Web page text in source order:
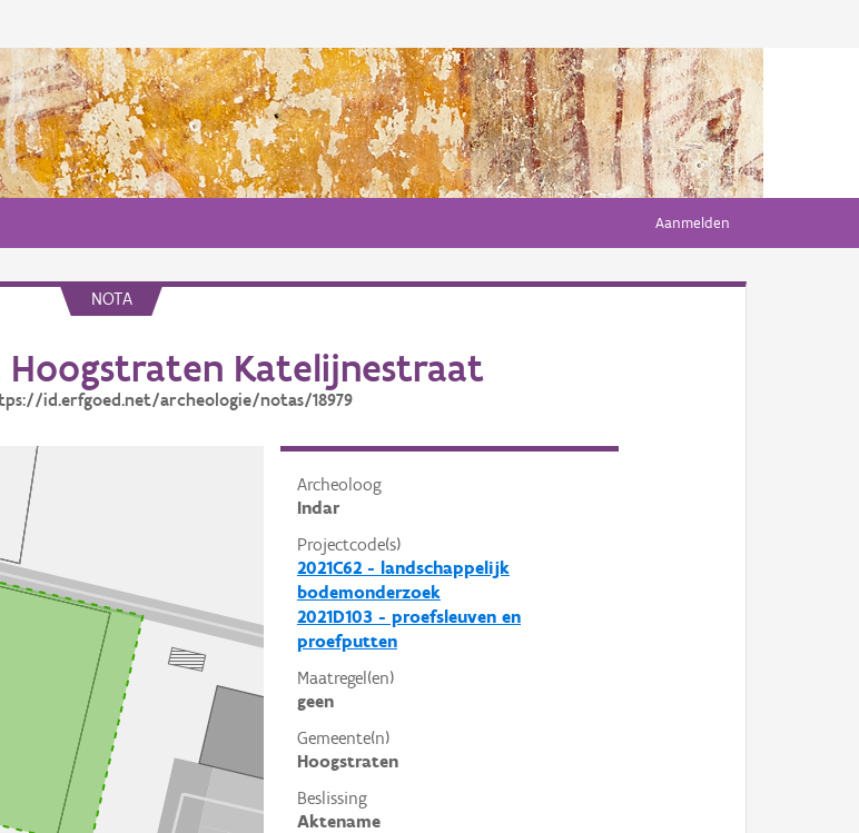
Aanmelden
NOTA
Katelijnestraat
id.erfgoed.net/archeologie/notas/18979
Archeoloog
Indar
Projectcode(s)
2021C62 - landschappelijk
bodemonderzoek
2021D103 - proefsleuven en
proefputten
Maatregel(en)
geen
Gemeente(n)
Hoogstraten
Beslissing
Aktename